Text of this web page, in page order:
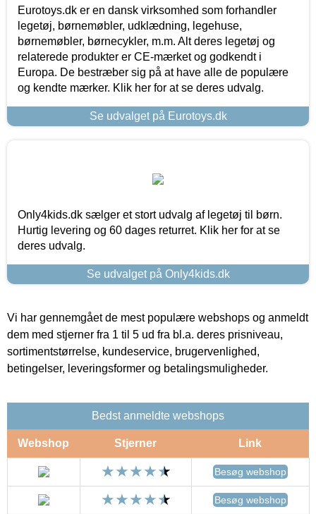
Eurotoys.dk er en dansk virksomhed som forhandler
legetøj, børnemøbler, udklædning, legehuse,
børnemøbler, børnecykler, m.m. Alt deres legetøj og
relaterede produkter er CE-mærket og godkendt i
Europa. De bestræber sig på at have alle de populære
og kendte mærker. Klik her for at se deres udvalg.
Se udvalget på Eurotoys.dk
Only4kids.dk sælger et stort udvalg af legetøj til børn.
Hurtig levering og 60 dages returret. Klik her for at se
deres udvalg.
Se udvalget på Only4kids.dk
Vi har gennemgået de mest populære webshops og anmeldt
dem med stjerner fra 1 til 5 ud fra bl.a. deres prisniveau,
sortimentstørrelse, kundeservice, brugervenlighed,
betingelser, leveringsformer og betalingsmuligheder.
Bedst anmeldte webshops
Webshop Stjerner Link
Besøg webshop
Besøg webshop